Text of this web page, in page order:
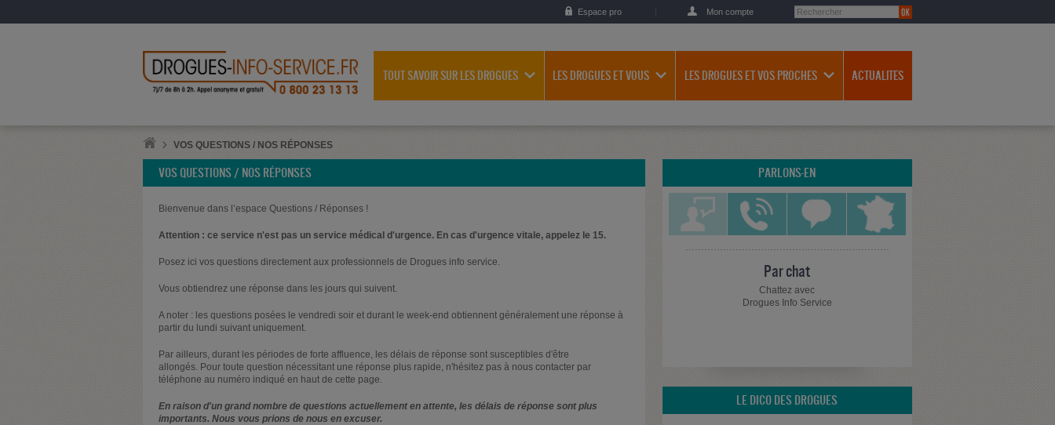
Espace pro Mon compte
TOUT SAVOIR SUR LES DROGUES LES DROGUES ET VOUS LES DROGUES ET VOS PROCHES ACTUALITES
VOS QUESTIONS / NOS RÉPONSES
VOS QUESTIONS / NOS RÉPONSES
Bienvenue dans l’espace Questions / Réponses !
Attention : ce service n'est pas un service médical d'urgence. En cas d'urgence vitale, appelez le 15.
Posez ici vos questions directement aux professionnels de Drogues info service.
Vous obtiendrez une réponse dans les jours qui suivent.
A noter : les questions posées le vendredi soir et durant le week-end obtiennent généralement une réponse à
partir du lundi suivant uniquement.
Par ailleurs, durant les périodes de forte affluence, les délais de réponse sont susceptibles d'être
allongés. Pour toute question nécessitant une réponse plus rapide, n'hésitez pas à nous contacter par
téléphone au numéro indiqué en haut de cette page.
En raison d'un grand nombre de questions actuellement en attente, les délais de réponse sont plus
importants. Nous vous prions de nous en excuser.
PARLONS-EN
Par chat
Chattez avec
Drogues Info Service
LE DICO DES DROGUES